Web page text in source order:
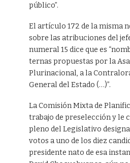
público”.
El artículo 172 de la misma
sobre las atribuciones del
numeral 15 dice que es
ternas propuestas por la
Plurinacional, a la
General del Estado (…)”.
La Comisión Mixta de
trabajo de preselección y le
pleno del Legislativo
votos a uno de los diez
presidente nato de esa